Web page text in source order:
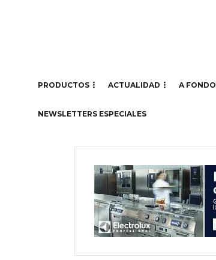
PRODUCTOS ACTUALIDAD A FONDO
NEWSLETTERS ESPECIALES